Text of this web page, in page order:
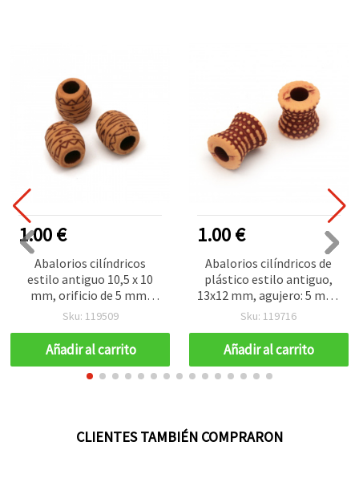
1.00 €
Abalorios cilíndricos
estilo antiguo 10,5 x 10
mm, orificio de 5 mm,
marrón, 50 g (≈64 uds)
Sku: 119509
Añadir al carrito
1.00 €
Abalorios cilíndricos de
plástico estilo antiguo,
13x12 mm, agujero: 5 mm,
naranja, 50 g (~64 uds)
Sku: 119716
Añadir al carrito
CLIENTES TAMBIÉN COMPRARON